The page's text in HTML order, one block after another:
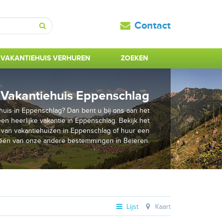
Zoeken
Contact
VAKANTIEHUIS VERHUREN ZOEKEN
Vakantiehuis Eppenschlag
in Eppenschlag? Dan bent u bij ons aan het
heerlijke vakantie in Eppenschlag. Bekijk het
vakantiehuizen in Eppenschlag of huur een
van onze andere bestemmingen in Beieren.
Lijst Kaart